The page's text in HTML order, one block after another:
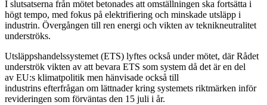
I slutsatserna från mötet betonades att omställningen ska fortsätta i
högt tempo, med fokus på elektrifiering och minskade utsläpp i
industrin. Övergången till ren energi och vikten av teknikneutralitet
underströks.
Utsläppshandelssystemet (ETS) lyftes också under mötet, där Rådet
underströk vikten av att bevara ETS som system då det är en del
av EU:s klimatpolitik men hänvisade också till
industrins efterfrågan om lättnader kring systemets riktmärken inför
revideringen som förväntas den 15 juli i år.